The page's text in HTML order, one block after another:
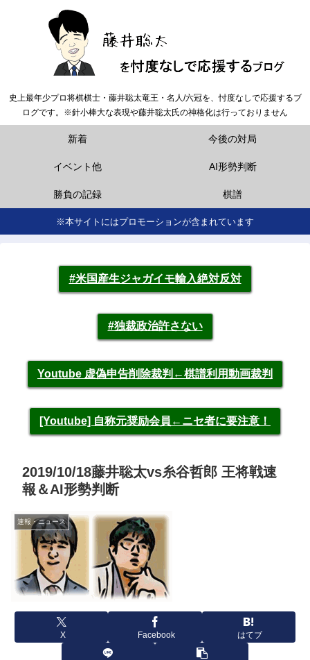
史上最年少プロ将棋棋士・藤井聡太竜王・名人/六冠を、忖度なしで応援するブ
ログです。※針小棒大な表現や藤井聡太氏の神格化は行っておりません
新着 今後の対局
イベント他 AI形勢判断
勝負の記録 棋譜
※本サイトにはプロモーションが含まれています
#米国産生ジャガイモ輸入絶対反対
#独裁政治許さない
Youtube 虚偽申告削除裁判←棋譜利用動画裁判
[Youtube] 自称元奨励会員←ニセ者に要注意！
2019/10/18藤井聡太vs糸谷哲郎 王将戦速
報＆AI形勢判断
速報・ニュース
X Facebook はてブ